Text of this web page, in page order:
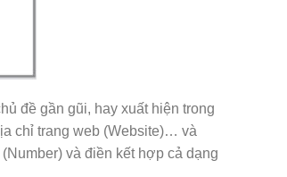
đề gần gũi, hay xuất hiện trong
chỉ trang web (Website)… và
và điền kết hợp cả dạng